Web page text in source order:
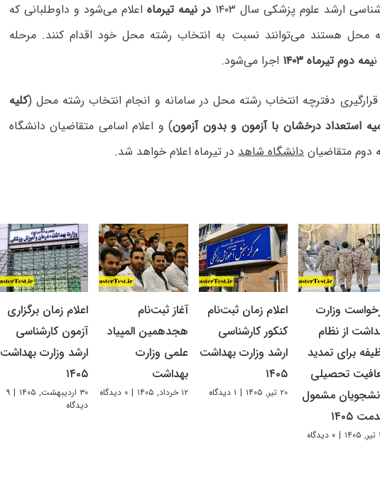
ارشد علوم پزشکی سال ۱۴۰۳ در نیمه تیرماه اعلام می‌شود و داوطلبانی که
محل هستند می‌توانند نسبت به انتخاب رشته محل خود اقدام کنند. مرحله
یمه دوم تیرماه ۱۴۰۳ اجرا می‌شود.
قرارگیری دفترچه انتخاب رشته محل در سامانه و انجام انتخاب رشته محل (کلیه
استعداد درخشان با آزمون و بدون آزمون) و اعلام اسامی متقاضیان دانشگاه
دوم متقاضیاندانشگاه شاهددر تیرماه اعلام خواهد شد.
وزارت
از نظام
برای تمدید
تحصیلی
مشمول
۱۴۰۵
| ۰ دیدگاه
اعلام زمان ثبت‌نام
کنکور کارشناسی
ارشد وزارت بهداشت
۱۴۰۵
۲۰ تیر, ۱۴۰۵ | ۱ دیدگاه
آغاز ثبت‌نام
هجدهمین المپیاد
علمی وزارت
بهداشت
۱۲ خرداد, ۱۴۰۵ | ۰ دیدگاه
اعلام زمان برگزاری
آزمون کارشناسی
ارشد وزارت بهداشت
۱۴۰۵
۳۰ اردیبهشت, ۱۴۰۵ | ۹
دیدگاه